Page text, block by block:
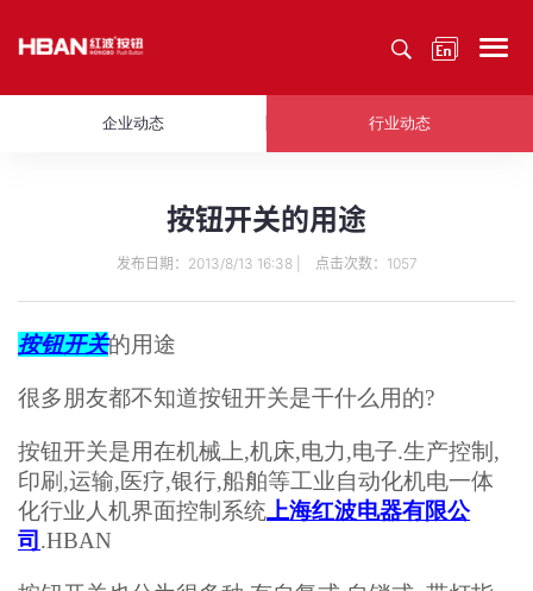
企业动态 行业动态
按钮开关的用途
发布日期：2013/8/13 16:38 | 点击次数：1057
按钮开关的用途
很多朋友都不知道按钮开关是干什么用的?
按钮开关是用在机械上,机床,电力,电子.生产控制 ,
印刷 ,运输, 医疗,银行,船舶等工业自动化机电一体
化行业人机界面控制系统上海红波电器有限公
司 .HBAN